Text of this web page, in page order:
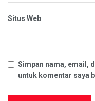
Situs Web
Simpan nama, email,
untuk komentar saya